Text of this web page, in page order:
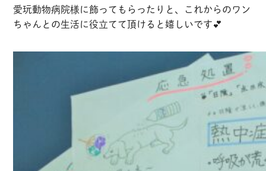
愛玩動物病院様に飾ってもらったりと、これからのワン
ちゃんとの生活に役立てて頂けると嬉しいです💕